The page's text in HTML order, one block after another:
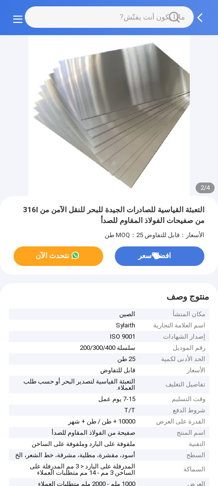
2/4
التعبئة القياسية للصادرات الجيدة للبحر للنقل الآمن من 316l
من صفيحات الفولاذ المقاوم للصدأ
الأسعار：قابل للتفاوض MOQ：25 طن
افضل سعر نتحدث الآن
منتوج وصف
مكان المنشأ
الصين
اسم العلامة التجارية
Sylaith
إصدار الشهادات
ISO 9001
رقم الموديل
سلسلة 200/300/400
الحد الأدنى لكمية
25 طن
الأسعار
قابل للتفاوض
تفاصيل التغليف
التعبئة القياسية لتصدير البحر أو حسب طلب
العملاء.
وقت التسليم
7-15 يوم عمل
شروط الدفع
T/T
القدرة على العرض
10000 + طن / طن + شهر
اسم المنتج
صفيحة من الفولاذ المقاوم للصدأ
التقنية
ملفوفة على البارد وملفوفة على الساخن
السطح
أسود، مقشرة، مطلية، مشرقة، خط الشعر، الخ
السماكة
المدرفلة على البارد < 3 مم المدرفلة على
الساخن 3 مم - 14 مم متطلبات العملاء
العرض
1000 ملم - 2000 ملم متطلبات العملاء